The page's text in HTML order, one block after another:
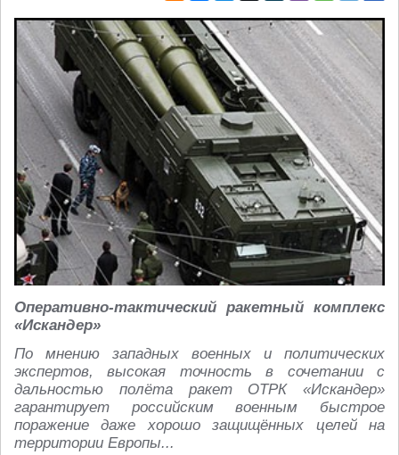
Оперативно-тактический ракетный комплекс
«Искандер»
По мнению западных военных и политических
экспертов, высокая точность в сочетании с
дальностью полёта ракет ОТРК «Искандер»
гарантирует российским военным быстрое
поражение даже хорошо защищённых целей на
территории Европы...